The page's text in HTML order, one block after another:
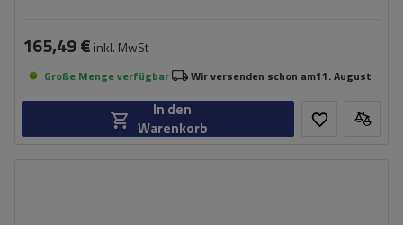
165,49 € inkl. MwSt
Große Menge verfügbar Wir versenden schon am11. August
In den
Warenkorb